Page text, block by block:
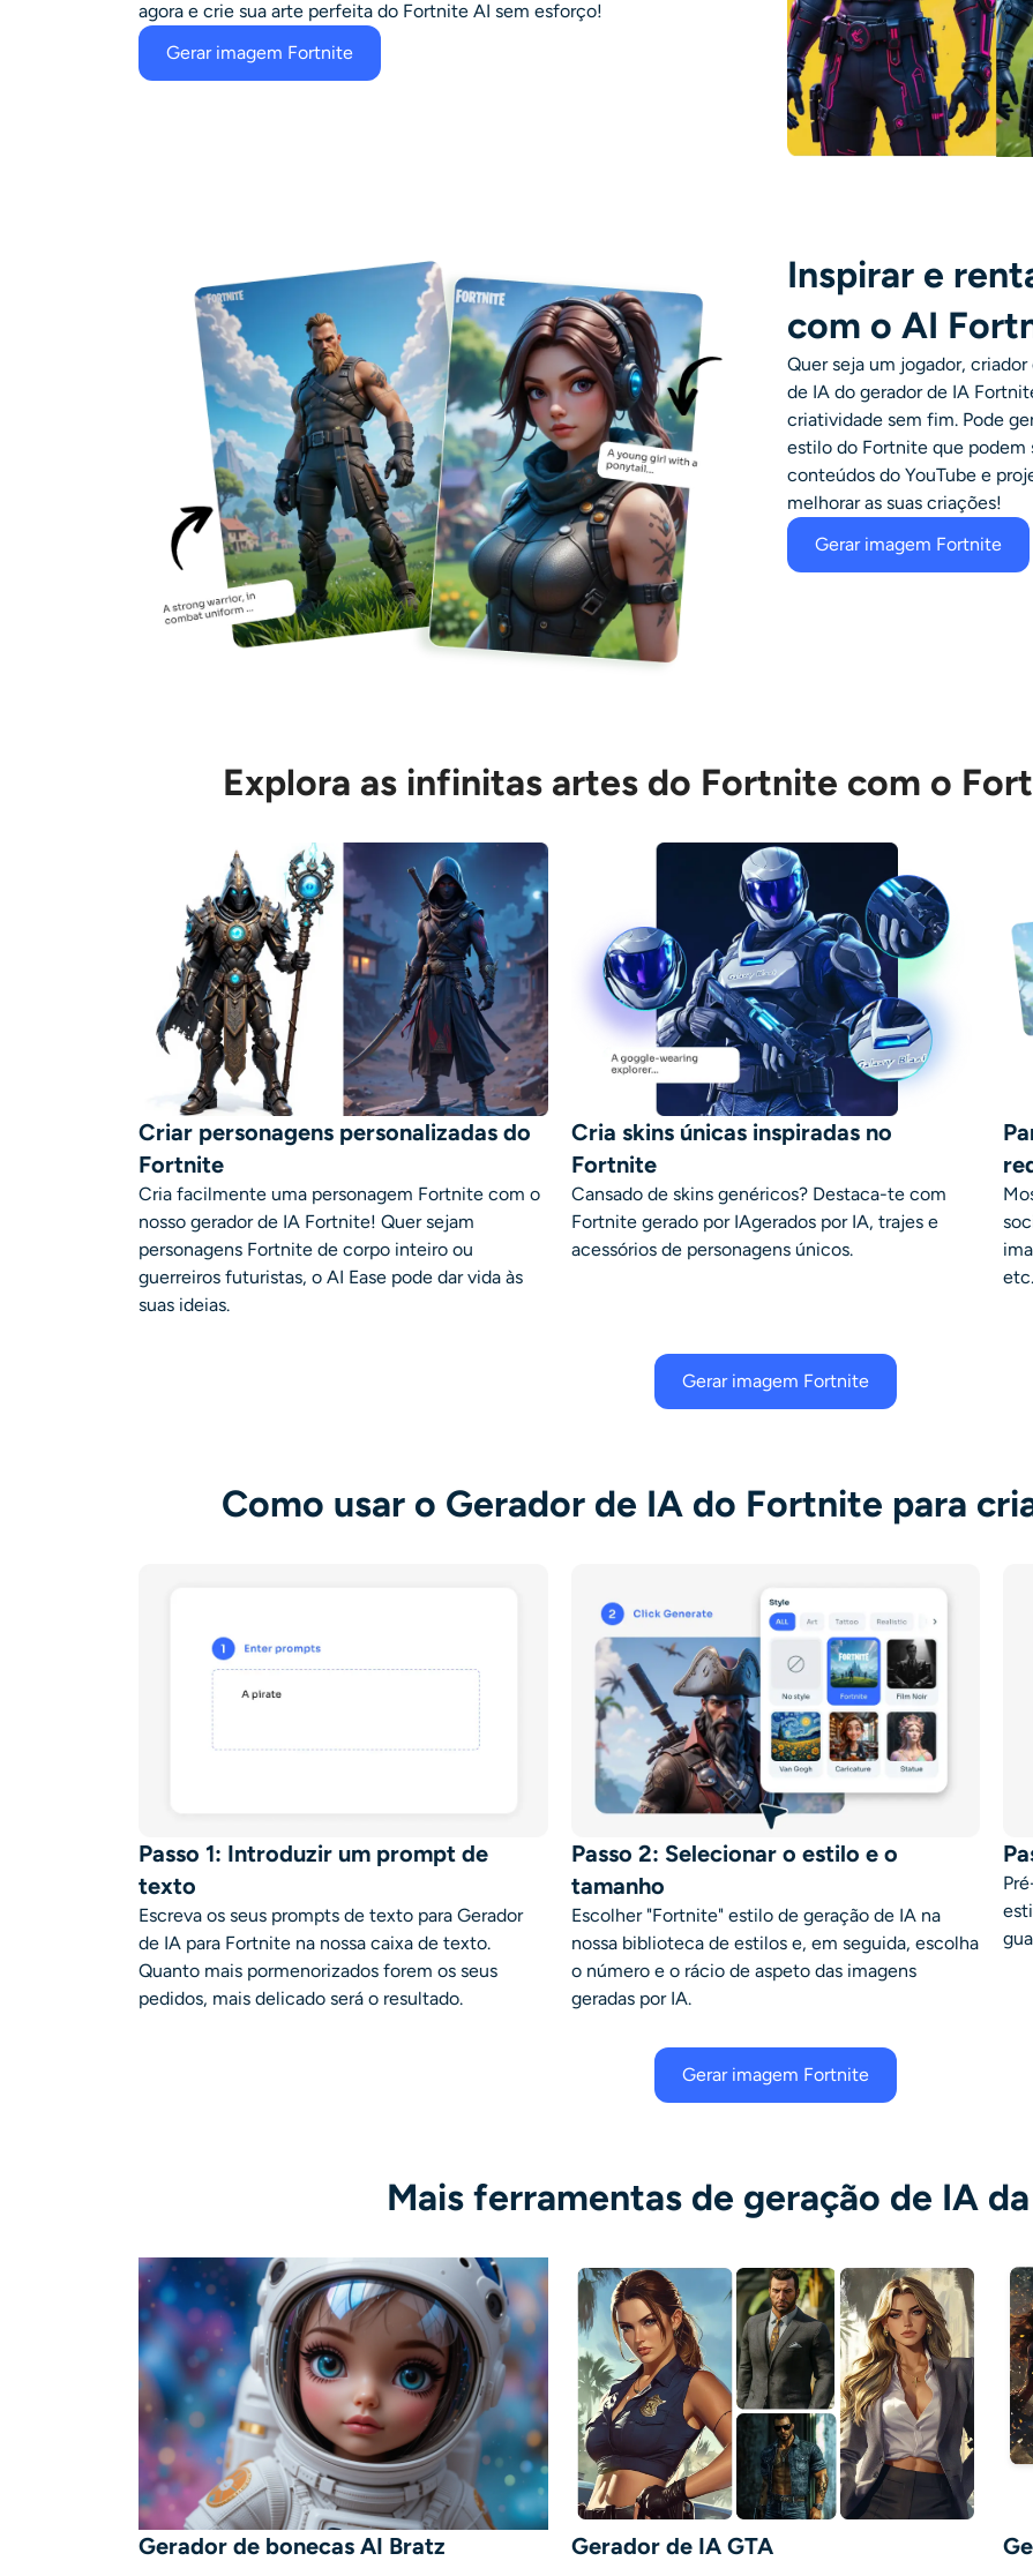
agora e crie sua arte perfeita do Fortnite AI sem esforço!
Gerar imagem Fortnite
Inspirar e
com o AI
Quer seja um jogador,
de IA do gerador de IA
criatividade sem fim. Pode
estilo do Fortnite que podem
conteúdos do YouTube e
melhorar as suas criações!
Gerar imagem Fortnite
Explora as infinitas artes do Fortnite com o
Criar personagens personalizadas do
Fortnite
Cria facilmente uma personagem Fortnite com o
nosso gerador de IA Fortnite! Quer sejam
personagens Fortnite de corpo inteiro ou
guerreiros futuristas, o AI Ease pode dar vida às
suas ideias.
Cria skins únicas inspiradas no
Fortnite
Cansado de skins genéricos? Destaca-te com
Fortnite gerado por IAgerados por IA, trajes e
acessórios de personagens únicos.
Gerar imagem Fortnite
Como usar o Gerador de IA do Fortnite para
Passo 1: Introduzir um prompt de
texto
Escreva os seus prompts de texto para Gerador
de IA para Fortnite na nossa caixa de texto.
Quanto mais pormenorizados forem os seus
pedidos, mais delicado será o resultado.
Passo 2: Selecionar o estilo e o
tamanho
Escolher "Fortnite" estilo de geração de IA na
nossa biblioteca de estilos e, em seguida, escolha
o número e o rácio de aspeto das imagens
geradas por IA.
Gerar imagem Fortnite
Mais ferramentas de geração de IA
Gerador de bonecas AI Bratz Gerador de IA GTA